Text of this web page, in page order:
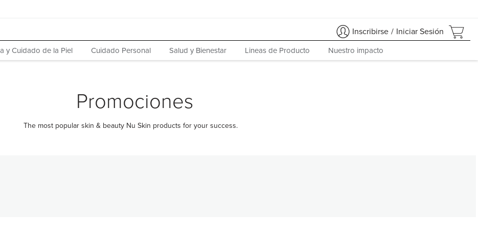
Inscribirse / Iniciar Sesión
y Cuidado de la Piel Cuidado Personal Salud y Bienestar Lineas de Producto Nuestro impacto
Promociones
The most popular skin & beauty Nu Skin products for your success.